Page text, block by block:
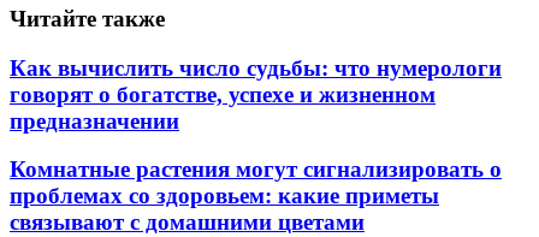
Читайте также
Как вычислить число судьбы: что нумерологи
говорят о богатстве, успехе и жизненном
предназначении
Комнатные растения могут сигнализировать о
проблемах со здоровьем: какие приметы
связывают с домашними цветами